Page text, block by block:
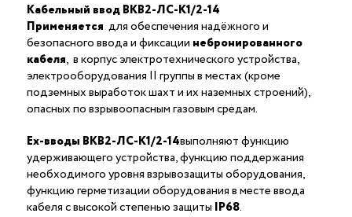
Кабельный ввод ВКВ2-ЛС-K1/2-14
Применяется для обеспечения надёжного и
безопасного ввода и фиксации небронированного
кабеля, в корпус электротехнического устройства,
электрооборудования II группы в местах (кроме
подземных выработок шахт и их наземных строений),
опасных по взрывоопасным газовым средам.
Ex-вводы ВКВ2-ЛС-K1/2-14выполняют функцию
удерживающего устройства, функцию поддержания
необходимого уровня взрывозащиты оборудования,
функцию герметизации оборудования в месте ввода
кабеля с высокой степенью защиты IP68.